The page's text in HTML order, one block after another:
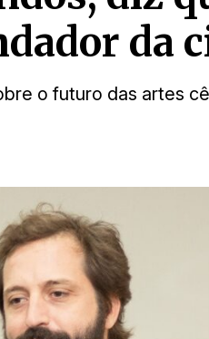
da
o futuro das artes